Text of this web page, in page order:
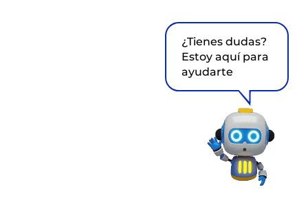
¿Tienes dudas?
Estoy aquí para
ayudarte